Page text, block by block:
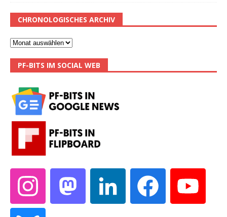
CHRONOLOGISCHES ARCHIV
PF-BITS IM SOCIAL WEB